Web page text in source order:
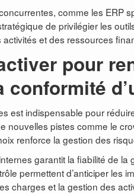
comme les ERP
de privilégier les
et des ressources
pour
conformité
est indispensable pour
nouvelles pistes comme le
renforce la gestion des
garantit la fiabilité de
permettent d’anticiper les
charges et la gestion des